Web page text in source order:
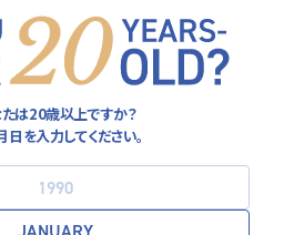
は20歳以上ですか？
日を入力してください。
FOLLOW US ON